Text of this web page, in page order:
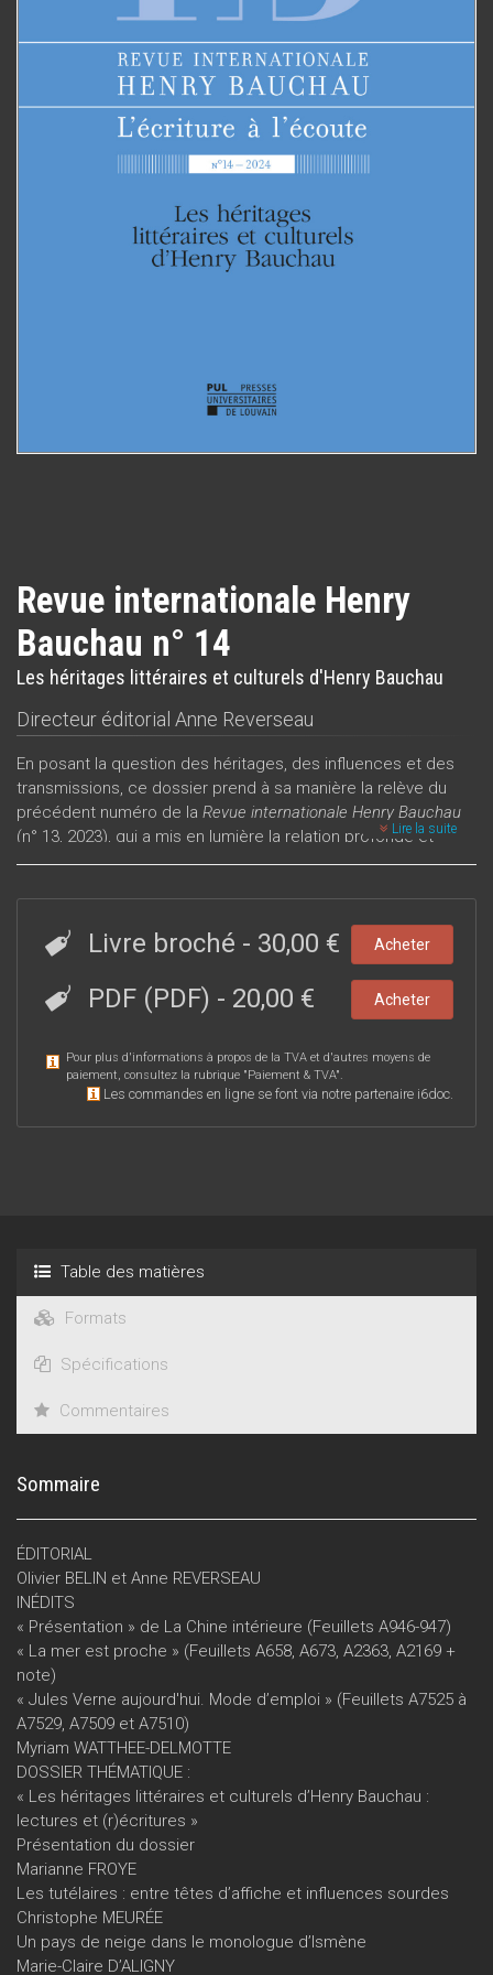
Revue internationale Henry
Bauchau n° 14
Les héritages littéraires et culturels d'Henry Bauchau
Directeur éditorial Anne Reverseau
En posant la question des héritages, des influences et des
transmissions, ce dossier prend à sa manière la relève du
précédent numéro de la Revue internationale Henry Bauchau
(n° 13, 2023), qui a mis en lumière la relation profonde et
féconde entretenue par l'écrivain avec les images : images
collectionneur d’images succède ainsi un Bauchau lecteur,
dévoreur ou amateur de livres – mais tous deux pris dans
une même dynamique créatrice.
Lire la suite
Livre broché - 30,00 € Acheter
PDF (PDF) - 20,00 € Acheter
Pour plus d'informations à propos de la TVA et d'autres moyens de
paiement, consultez la rubrique "Paiement & TVA".
Les commandes en ligne se font via notre partenaire i6doc.
Table des matières
Formats
Spécifications
Commentaires
Sommaire
ÉDITORIAL
Olivier BELIN et Anne REVERSEAU
INÉDITS
« Présentation » de La Chine intérieure (Feuillets A946-947)
« La mer est proche » (Feuillets A658, A673, A2363, A2169 +
note)
« Jules Verne aujourd'hui. Mode d’emploi » (Feuillets A7525 à
A7529, A7509 et A7510)
Myriam WATTHEE-DELMOTTE
DOSSIER THÉMATIQUE :
« Les héritages littéraires et culturels d’Henry Bauchau :
lectures et (r)écritures »
Présentation du dossier
Marianne FROYE
Les tutélaires : entre têtes d’affiche et influences sourdes
Christophe MEURÉE
Un pays de neige dans le monologue d’Ismène
Marie-Claire D’ALIGNY